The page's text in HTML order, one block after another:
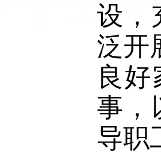
设，
泛开
良
事，
导职